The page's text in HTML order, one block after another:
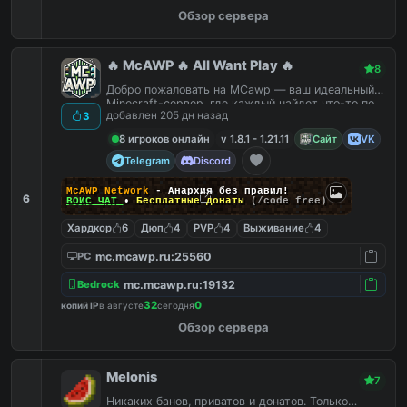
Обзор сервера
6
3
🔥 McAWP 🔥 All Want Play 🔥 8
Добро пожаловать на MCawp — ваш идеальный
Minecraft-сервер, где каждый найдет что-то по
душе!
добавлен 205 дн назад
8 игроков онлайн
v 1.8.1 - 1.21.11 Сайт
VK
Telegram
Discord
McAWP Network
- Анархия без правил!
ВОЙС ЧАТ
• Бесплатные донаты (/code free)
Хардкор 6 Дюп 4 PVP 4 Выживание 4
PC mc.mcawp.ru:25560
Bedrock mc.mcawp.ru:19132
копий IPв августе32сегодня0
Обзор сервера
Melonis 7
Никаких банов, приватов и донатов. Только